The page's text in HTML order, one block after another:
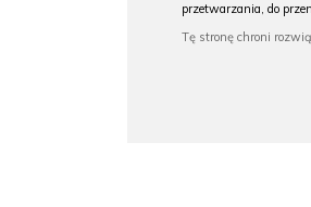
przetwarzania, do